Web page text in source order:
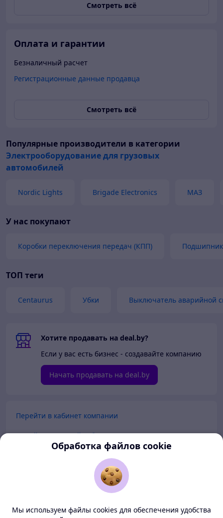
Смотреть всё
Оплата и гарантии
Безналичный расчет
Регистрационные данные продавца
Смотреть всё
Популярные производители в категории
Электрооборудование для грузовых
автомобилей
Nordic Lights Brigade Electronics МАЗ
У нас покупают
Коробки переключения передач (КПП)
ТОП теги
Centaurus Убки Выключатель аварийной
Хотите продавать на deal.by?
Если у вас есть бизнес - создавайте компанию
Начать продавать на deal.by
Перейти в кабинет компании
Перейти в личный кабинет
О нас
Обработка файлов cookie
Мы используем файлы cookies для обеспечения удобства